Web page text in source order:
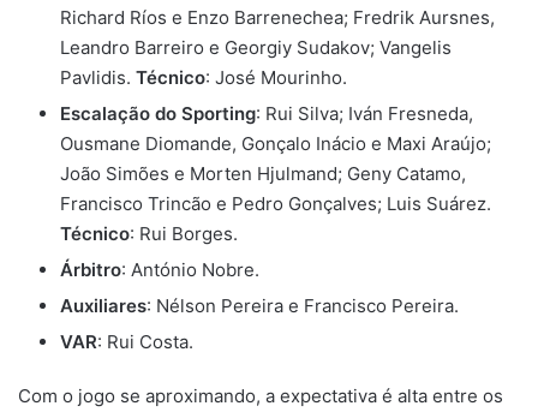
Richard Ríos e Enzo Barrenechea; Fredrik Aursnes,
Leandro Barreiro e Georgiy Sudakov; Vangelis
Pavlidis. Técnico: José Mourinho.
Escalação do Sporting: Rui Silva; Iván Fresneda,
Ousmane Diomande, Gonçalo Inácio e Maxi Araújo;
João Simões e Morten Hjulmand; Geny Catamo,
Francisco Trincão e Pedro Gonçalves; Luis Suárez.
Técnico: Rui Borges.
Árbitro: António Nobre.
Auxiliares: Nélson Pereira e Francisco Pereira.
VAR: Rui Costa.
Com o jogo se aproximando, a expectativa é alta entre os